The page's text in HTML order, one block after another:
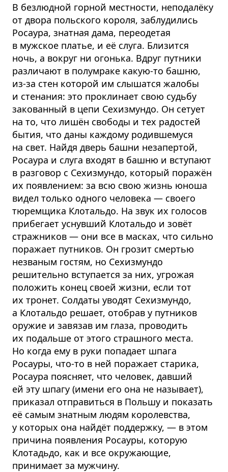
В безлюдной горной местности, неподалёку
от двора польского короля, заблудились
Росаура, знатная дама, переодетая
в мужское платье, и её слуга. Близится
ночь, а вокруг ни огонька. Вдруг путники
различают в полумраке какую-то башню,
из-за стен которой им слышатся жалобы
и стенания: это проклинает свою судьбу
закованный в цепи Сехизмундо. Он сетует
на то, что лишён свободы и тех радостей
бытия, что даны каждому родившемуся
на свет. Найдя дверь башни незапертой,
Росаура и слуга входят в башню и вступают
в разговор с Сехизмундо, который поражён
их появлением: за всю свою жизнь юноша
видел только одного человека — своего
тюремщика Клотальдо. На звук их голосов
прибегает уснувший Клотальдо и зовёт
стражников — они все в масках, что сильно
поражает путников. Он грозит смертью
незваным гостям, но Сехизмундо
решительно вступается за них, угрожая
положить конец своей жизни, если тот
их тронет. Солдаты уводят Сехизмундо,
а Клотальдо решает, отобрав у путников
оружие и завязав им глаза, проводить
их подальше от этого страшного места.
Но когда ему в руки попадает шпага
Росауры, что-то в ней поражает старика,
Росаура поясняет, что человек, давший
ей эту шпагу (имени его она не называет),
приказал отправиться в Польшу и показать
её самым знатным людям королевства,
у которых она найдёт поддержку, — в этом
причина появления Росауры, которую
Клотадьдо, как и все окружающие,
принимает за мужчину.